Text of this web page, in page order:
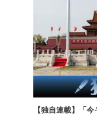
【独自連載】「